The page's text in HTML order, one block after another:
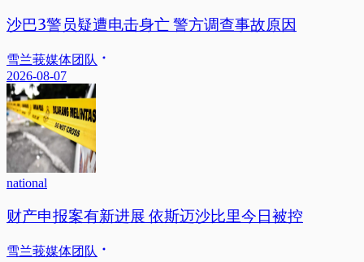
沙巴3警员疑遭电击身亡 警方调查事故原因
雪兰莪媒体团队
2026-08-07
national
财产申报案有新进展 依斯迈沙比里今日被控
雪兰莪媒体团队